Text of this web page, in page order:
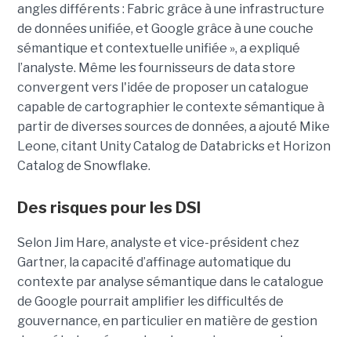
angles différents : Fabric grâce à une infrastructure
de données unifiée, et Google grâce à une couche
sémantique et contextuelle unifiée », a expliqué
l’analyste. Même les fournisseurs de data store
convergent vers l'idée de proposer un catalogue
capable de cartographier le contexte sémantique à
partir de diverses sources de données, a ajouté Mike
Leone, citant Unity Catalog de Databricks et Horizon
Catalog de Snowflake.
Des risques pour les DSI
Selon Jim Hare, analyste et vice-président chez
Gartner, la capacité d’affinage automatique du
contexte par analyse sémantique dans le catalogue
de Google pourrait amplifier les difficultés de
gouvernance, en particulier en matière de gestion